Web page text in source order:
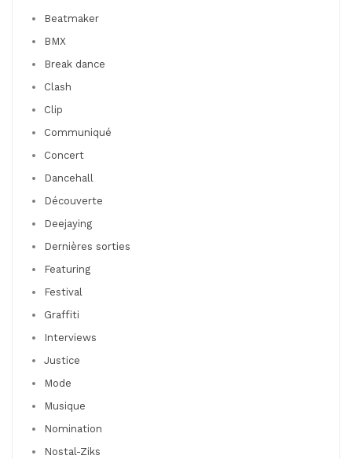
Beatmaker
BMX
Break dance
Clash
Clip
Communiqué
Concert
Dancehall
Découverte
Deejaying
Dernières sorties
Featuring
Festival
Graffiti
Interviews
Justice
Mode
Musique
Nomination
Nostal-Ziks